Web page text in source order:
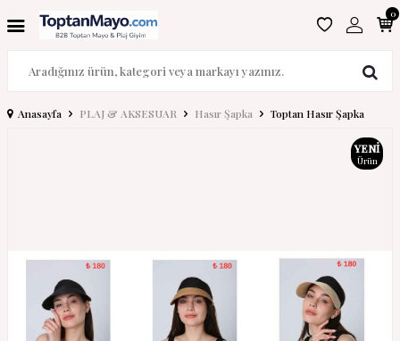
0
Anasayfa PLAJ & AKSESUAR Hasır Şapka Toptan Hasır Şapka
YENI
Ürün